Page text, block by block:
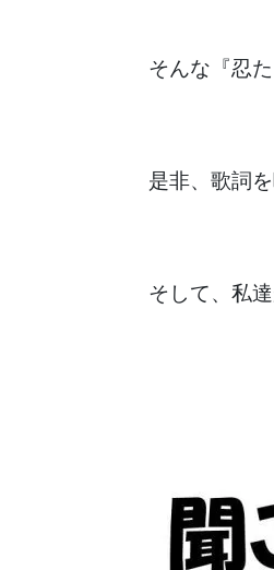
そんな『忍た
是非、歌詞を
そして、私達